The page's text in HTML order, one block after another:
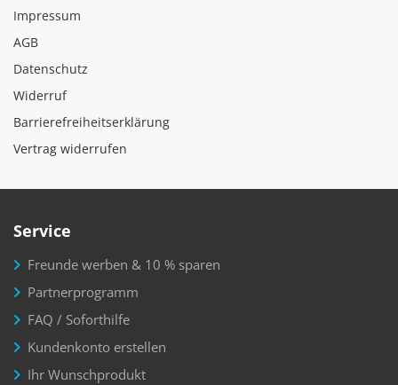
Impressum
AGB
Datenschutz
Widerruf
Barrierefreiheitserklärung
Vertrag widerrufen
Service
Freunde werben & 10 % sparen
Partnerprogramm
FAQ / Soforthilfe
Kundenkonto erstellen
Ihr Wunschprodukt